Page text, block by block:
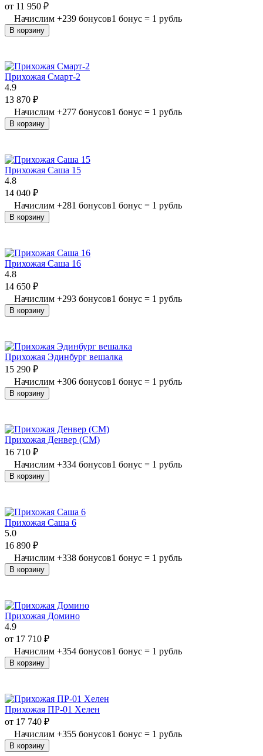
от 11 950 ₽
Начислим +239 бонусов1 бонус = 1 рубль
В корзину
Прихожая Смарт-2
4.9
13 870 ₽
Начислим +277 бонусов1 бонус = 1 рубль
В корзину
Прихожая Саша 15
4.8
14 040 ₽
Начислим +281 бонусов1 бонус = 1 рубль
В корзину
Прихожая Саша 16
4.8
14 650 ₽
Начислим +293 бонусов1 бонус = 1 рубль
В корзину
Прихожая Эдинбург вешалка
15 290 ₽
Начислим +306 бонусов1 бонус = 1 рубль
В корзину
Прихожая Денвер (СМ)
16 710 ₽
Начислим +334 бонусов1 бонус = 1 рубль
В корзину
Прихожая Саша 6
5.0
16 890 ₽
Начислим +338 бонусов1 бонус = 1 рубль
В корзину
Прихожая Домино
4.9
от 17 710 ₽
Начислим +354 бонусов1 бонус = 1 рубль
В корзину
Прихожая ПР-01 Хелен
от 17 740 ₽
Начислим +355 бонусов1 бонус = 1 рубль
В корзину